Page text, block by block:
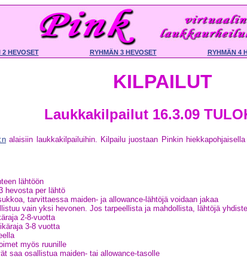
2 HEVOSET RYHMÄN 3 HEVOSET RYHMÄN 4
KILPAILUT
Laukkakilpailut 16.3.09
alaisiin laukkakilpailuihin. Kilpailu juostaan Pinkin
lähtöön
hevosta per lähtö
tarvittaessa maiden- ja allowance-lähtöjä voidaan jakaa
vain yksi hevonen. Jos tarpeellista ja mahdollista, lähtöjä
2-8-vuotta
3-8 vuotta
myös ruunille
saa osallistua maiden- tai allowance-tasolle